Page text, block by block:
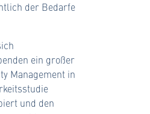
der Bedarfe
ein großer
Management in
und den